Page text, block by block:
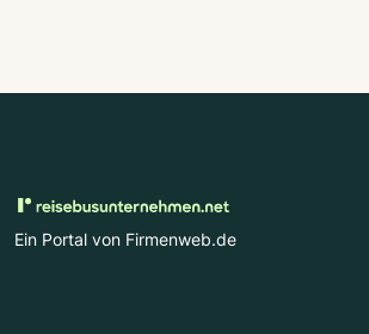
Ein Portal von Firmenweb.de